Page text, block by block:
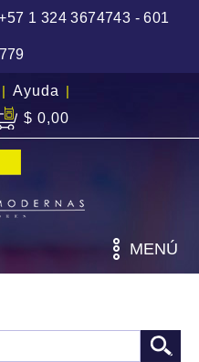
1 324 3674743 - 601
| Ayuda |
$ 0,00
MENÚ